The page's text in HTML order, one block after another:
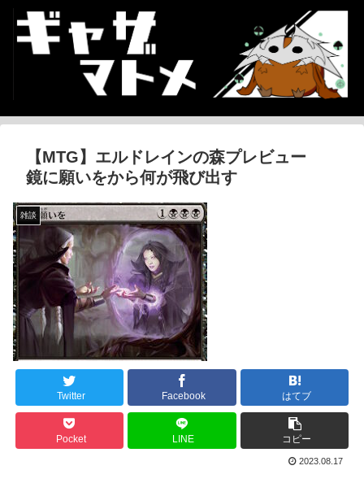
【MTG】エルドレインの森プレビュー
鏡に願いをから何が飛び出す
雑談
Twitter Facebook はてブ
Pocket LINE コピー
2023.08.17